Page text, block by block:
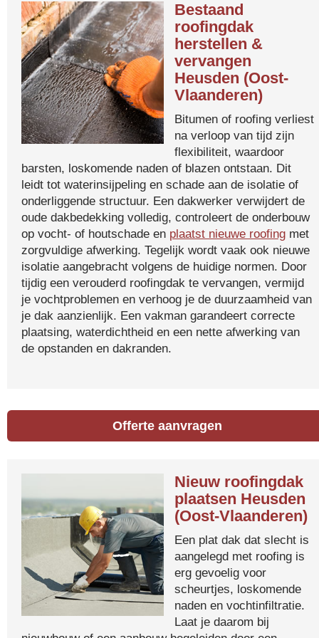
Bestaand
roofingdak
herstellen &
vervangen
Heusden (Oost-
Vlaanderen)
Bitumen of roofing verliest
na verloop van tijd zijn
flexibiliteit, waardoor
barsten, loskomende naden of blazen ontstaan. Dit
leidt tot waterinsijpeling en schade aan de isolatie of
onderliggende structuur. Een dakwerker verwijdert de
oude dakbedekking volledig, controleert de onderbouw
op vocht- of houtschade en plaatst nieuwe roofing met
zorgvuldige afwerking. Tegelijk wordt vaak ook nieuwe
isolatie aangebracht volgens de huidige normen. Door
tijdig een verouderd roofingdak te vervangen, vermijd
je vochtproblemen en verhoog je de duurzaamheid van
je dak aanzienlijk. Een vakman garandeert correcte
plaatsing, waterdichtheid en een nette afwerking van
de opstanden en dakranden.
Offerte aanvragen
Nieuw roofingdak
plaatsen Heusden
(Oost-Vlaanderen)
Een plat dak dat slecht is
aangelegd met roofing is
erg gevoelig voor
scheurtjes, loskomende
naden en vochtinfiltratie.
Laat je daarom bij